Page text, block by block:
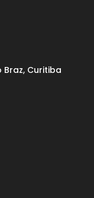
Braz, Curitiba